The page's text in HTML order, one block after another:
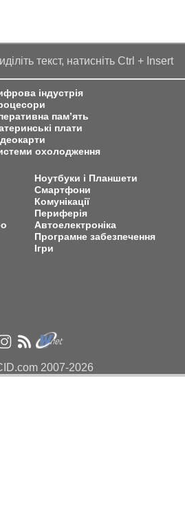
текст, натисніть Ctrl + Insert
індустрія
пам’ять
плати
охолодження
Ноутбуки і Планшети
Смартфони
Комунікації
Периферія
Автоелектроніка
Програмне забезпечення
Ігри
2007-2026